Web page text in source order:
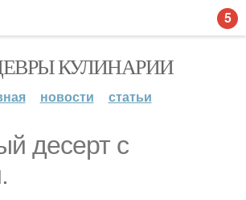
КУЛИНАРИИ
новости статьи
десерт с
5